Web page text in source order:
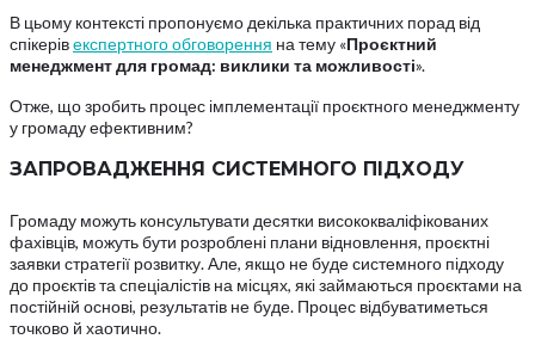
В цьому контексті пропонуємо декілька практичних порад від
спікерівекспертного обговорення на тему «Проєктний
менеджмент для громад: виклики та можливості».
Отже, що зробить процес імплементації проєктного менеджменту
у громаду ефективним?
ЗАПРОВАДЖЕННЯ СИСТЕМНОГО ПІДХОДУ
Громаду можуть консультувати десятки висококваліфікованих
фахівців, можуть бути розроблені плани відновлення, проєктні
заявки стратегії розвитку. Але, якщо не буде системного підходу
до проєктів та спеціалістів на місцях, які займаються проєктами на
постійній основі, результатів не буде. Процес відбуватиметься
точково й хаотично.